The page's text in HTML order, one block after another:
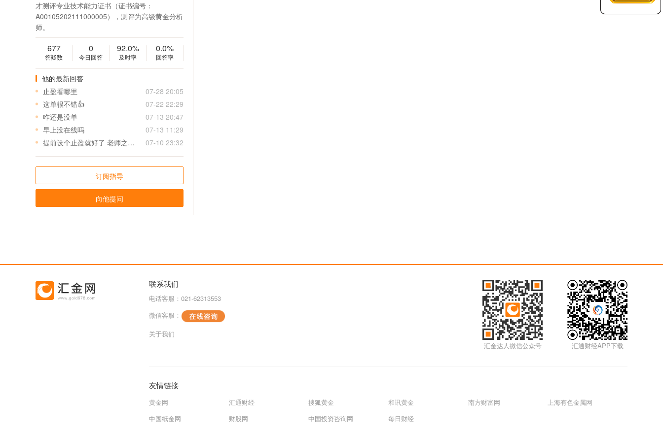
才测评专业技术能力证书（证书编号：
A00105202111000005），测评为高级黄金分析
师。
677
答疑数
0
今日回答
92.0%
及时率
0.0%
回答率
他的最新回答
止盈看哪里
07-28 20:05
这单很不错👍
07-22 22:29
咋还是没单
07-13 20:47
早上没在线吗
07-13 11:29
提前设个止盈就好了 老师之后给单可以先给个止盈 特别是美盘 真是来不及
07-10 23:32
订阅指导
向他提问
联系我们
电话客服：021-62313553
微信客服：
关于我们
汇通财经APP下载
汇金达人微信公众号
友情链接
黄金网 汇通财经 搜狐黄金 和讯黄金 南方财富网
上海有色金属网
中国纸金网
财股网 中国投资咨询网 每日财经